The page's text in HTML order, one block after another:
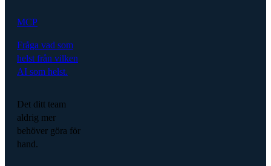
MCP
Fråga vad som
helst från vilken
AI som helst.
Det ditt team
aldrig mer
behöver göra för
hand.